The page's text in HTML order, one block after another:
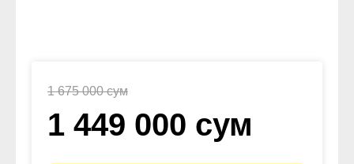
1 675 000 сум
1 449 000 сум